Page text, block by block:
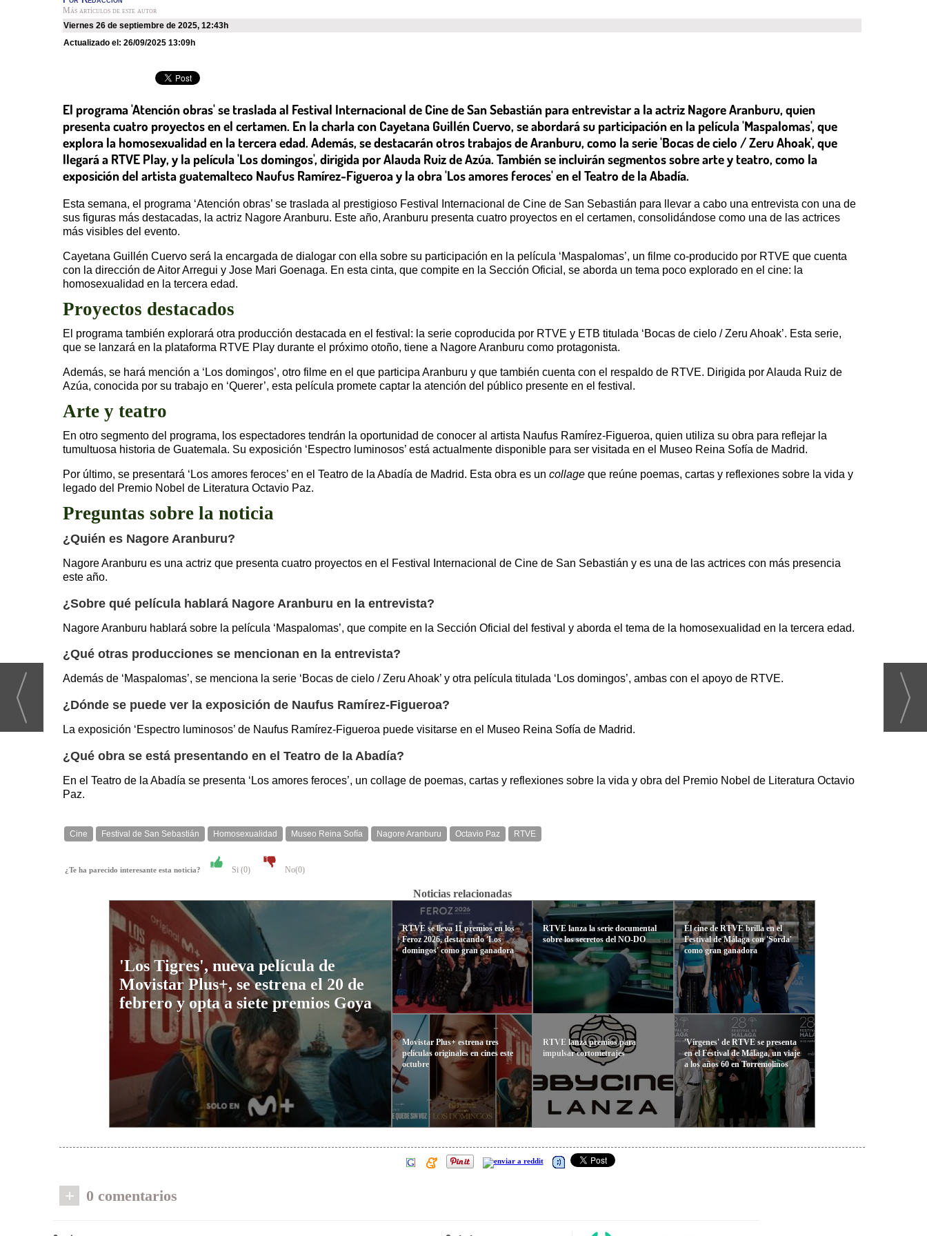
Más artículos de este autor
viernes 26 de septiembre de 2025, 12:43h
Actualizado el: 26/09/2025 13:09h
El programa 'Atención obras' se traslada al Festival Internacional de Cine de San Sebastián para entrevistar a la actriz Nagore Aranburu, quien
presenta cuatro proyectos en el certamen. En la charla con Cayetana Guillén Cuervo, se abordará su participación en la película 'Maspalomas', que
explora la homosexualidad en la tercera edad. Además, se destacarán otros trabajos de Aranburu, como la serie 'Bocas de cielo / Zeru Ahoak', que
llegará a RTVE Play, y la película 'Los domingos', dirigida por Alauda Ruiz de Azúa. También se incluirán segmentos sobre arte y teatro, como la
exposición del artista guatemalteco Naufus Ramírez-Figueroa y la obra 'Los amores feroces' en el Teatro de la Abadía.
Esta semana, el programa ‘Atención obras’ se traslada al prestigioso Festival Internacional de Cine de San Sebastián para llevar a cabo una entrevista con una de
sus figuras más destacadas, la actriz Nagore Aranburu. Este año, Aranburu presenta cuatro proyectos en el certamen, consolidándose como una de las actrices
más visibles del evento.
Cayetana Guillén Cuervo será la encargada de dialogar con ella sobre su participación en la película ‘Maspalomas’, un filme co-producido por RTVE que cuenta
con la dirección de Aitor Arregui y Jose Mari Goenaga. En esta cinta, que compite en la Sección Oficial, se aborda un tema poco explorado en el cine: la
homosexualidad en la tercera edad.
Proyectos destacados
El programa también explorará otra producción destacada en el festival: la serie coproducida por RTVE y ETB titulada ‘Bocas de cielo / Zeru Ahoak’. Esta serie,
que se lanzará en la plataforma RTVE Play durante el próximo otoño, tiene a Nagore Aranburu como protagonista.
Además, se hará mención a ‘Los domingos’, otro filme en el que participa Aranburu y que también cuenta con el respaldo de RTVE. Dirigida por Alauda Ruiz de
Azúa, conocida por su trabajo en ‘Querer’, esta película promete captar la atención del público presente en el festival.
Arte y teatro
En otro segmento del programa, los espectadores tendrán la oportunidad de conocer al artista Naufus Ramírez-Figueroa, quien utiliza su obra para reflejar la
tumultuosa historia de Guatemala. Su exposición ‘Espectro luminosos’ está actualmente disponible para ser visitada en el Museo Reina Sofía de Madrid.
Por último, se presentará ‘Los amores feroces’ en el Teatro de la Abadía de Madrid. Esta obra es un collage que reúne poemas, cartas y reflexiones sobre la vida y
legado del Premio Nobel de Literatura Octavio Paz.
Preguntas sobre la noticia
¿Quién es Nagore Aranburu?
Nagore Aranburu es una actriz que presenta cuatro proyectos en el Festival Internacional de Cine de San Sebastián y es una de las actrices con más presencia
este año.
¿Sobre qué película hablará Nagore Aranburu en la entrevista?
Nagore Aranburu hablará sobre la película ‘Maspalomas’, que compite en la Sección Oficial del festival y aborda el tema de la homosexualidad en la tercera edad.
¿Qué otras producciones se mencionan en la entrevista?
Además de ‘Maspalomas’, se menciona la serie ‘Bocas de cielo / Zeru Ahoak’ y otra película titulada ‘Los domingos’, ambas con el apoyo de RTVE.
¿Dónde se puede ver la exposición de Naufus Ramírez-Figueroa?
La exposición ‘Espectro luminosos’ de Naufus Ramírez-Figueroa puede visitarse en el Museo Reina Sofía de Madrid.
¿Qué obra se está presentando en el Teatro de la Abadía?
En el Teatro de la Abadía se presenta ‘Los amores feroces’, un collage de poemas, cartas y reflexiones sobre la vida y obra del Premio Nobel de Literatura Octavio
Paz.
Cine Festival de San Sebastián Homosexualidad Museo Reina Sofía Nagore Aranburu Octavio Paz RTVE
¿Te ha parecido interesante esta noticia? Si (0) No(0)
Noticias relacionadas
'Los Tigres', nueva película de
Movistar Plus+, se estrena el 20 de
febrero y opta a siete premios Goya
RTVE se lleva 11 premios en los
Feroz 2026, destacando 'Los
domingos' como gran ganadora
Movistar Plus+ estrena tres
películas originales en cines este
octubre
RTVE lanza la serie documental
sobre los secretos del NO-DO
RTVE lanza premios para
impulsar cortometrajes
El cine de RTVE brilla en el
Festival de Málaga con 'Sorda'
como gran ganadora
'Vírgenes' de RTVE se presenta
en el Festival de Málaga, un viaje
a los años 60 en Torremolinos
+ 0 comentarios